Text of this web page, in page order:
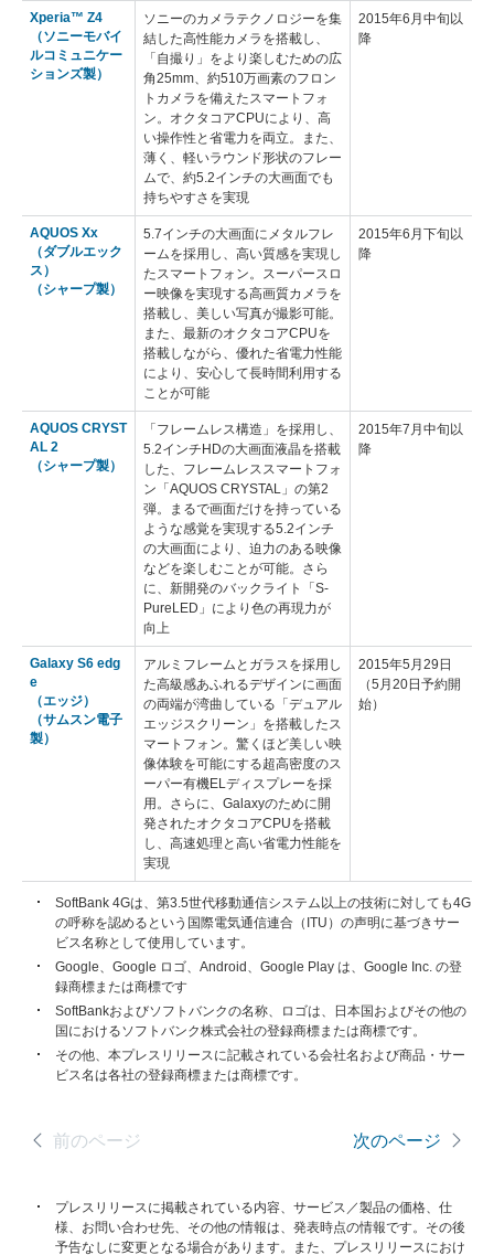
Xperia™ Z4
（ソニーモバイ
ルコミュニケー
ションズ製）
ソニーのカメラテクノロジーを集
結した高性能カメラを搭載し、
「自撮り」をより楽しむための広
角25mm、約510万画素のフロン
トカメラを備えたスマートフォ
ン。オクタコアCPUにより、高
い操作性と省電力を両立。また、
薄く、軽いラウンド形状のフレー
ムで、約5.2インチの大画面でも
持ちやすさを実現
2015年6月中旬以
降
AQUOS Xx
（ダブルエック
ス）
（シャープ製）
5.7インチの大画面にメタルフレ
ームを採用し、高い質感を実現し
たスマートフォン。スーパースロ
ー映像を実現する高画質カメラを
搭載し、美しい写真が撮影可能。
また、最新のオクタコアCPUを
搭載しながら、優れた省電力性能
により、安心して長時間利用する
ことが可能
2015年6月下旬以
降
AQUOS CRYST
AL 2
（シャープ製）
「フレームレス構造」を採用し、
5.2インチHDの大画面液晶を搭載
した、フレームレススマートフォ
ン「AQUOS CRYSTAL」の第2
弾。まるで画面だけを持っている
ような感覚を実現する5.2インチ
の大画面により、迫力のある映像
などを楽しむことが可能。さら
に、新開発のバックライト「S-
PureLED」により色の再現力が
向上
2015年7月中旬以
降
Galaxy S6 edg
e
（エッジ）
（サムスン電子
製）
アルミフレームとガラスを採用し
た高級感あふれるデザインに画面
の両端が湾曲している「デュアル
エッジスクリーン」を搭載したス
マートフォン。驚くほど美しい映
像体験を可能にする超高密度のス
ーパー有機ELディスプレーを採
用。さらに、Galaxyのために開
発されたオクタコアCPUを搭載
し、高速処理と高い省電力性能を
実現
2015年5月29日
（5月20日予約開
始）
SoftBank 4Gは、第3.5世代移動通信システム以上の技術に対しても4G
の呼称を認めるという国際電気通信連合（ITU）の声明に基づきサー
ビス名称として使用しています。
Google、Google ロゴ、Android、Google Play は、Google Inc. の登
録商標または商標です
SoftBankおよびソフトバンクの名称、ロゴは、日本国およびその他の
国におけるソフトバンク株式会社の登録商標または商標です。
その他、本プレスリリースに記載されている会社名および商品・サー
ビス名は各社の登録商標または商標です。
前のページ 次のページ
プレスリリースに掲載されている内容、サービス／製品の価格、仕
様、お問い合わせ先、その他の情報は、発表時点の情報です。その後
予告なしに変更となる場合があります。また、プレスリリースにおけ